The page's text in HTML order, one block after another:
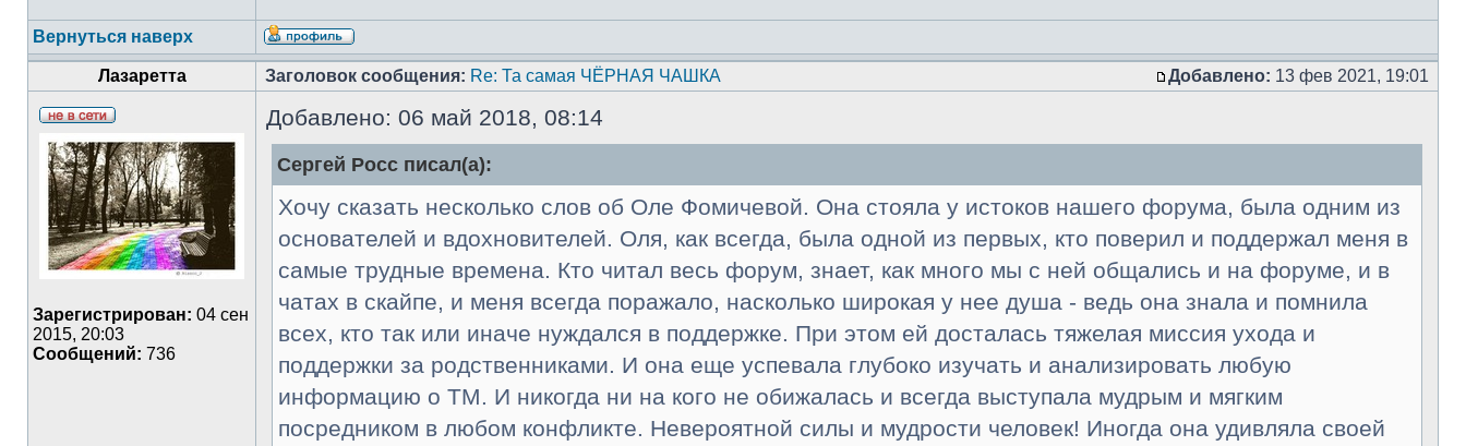
Вернуться наверх
Лазаретта Заголовок сообщения: Re: Та самая ЧЁРНАЯ ЧАШКА Добавлено: 13 фев 2021, 19:01
Зарегистрирован: 04 сен
2015, 20:03
Сообщений: 736
Добавлено: 06 май 2018, 08:14
Сергей Росс писал(а):
Хочу сказать несколько слов об Оле Фомичевой. Она стояла у истоков нашего форума, была одним из
основателей и вдохновителей. Оля, как всегда, была одной из первых, кто поверил и поддержал меня в
самые трудные времена. Кто читал весь форум, знает, как много мы с ней общались и на форуме, и в
чатах в скайпе, и меня всегда поражало, насколько широкая у нее душа - ведь она знала и помнила
всех, кто так или иначе нуждался в поддержке. При этом ей досталась тяжелая миссия ухода и
поддержки за родственниками. И она еще успевала глубоко изучать и анализировать любую
информацию о ТМ. И никогда ни на кого не обижалась и всегда выступала мудрым и мягким
посредником в любом конфликте. Невероятной силы и мудрости человек! Иногда она удивляла своей